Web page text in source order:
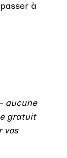
à
aucune
gratuit
vos